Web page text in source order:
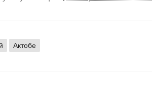
Актобе